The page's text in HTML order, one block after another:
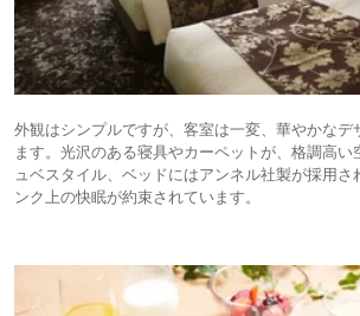
外観はシンプルですが、客室は一変、華やかなデ
ます。光沢のある寝具やカーペットが、格調高
ュベスタイル、ベッドにはアンネル社製が採用さ
ンク上の快眠が約束されています。